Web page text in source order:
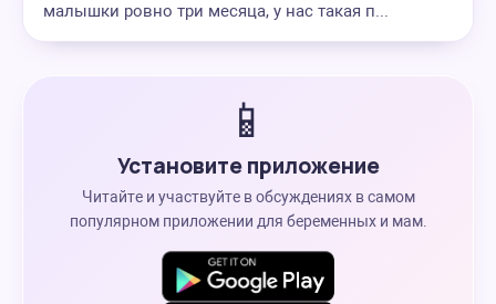
малышки ровно три месяца, у нас такая п...
📱
Установите приложение
Читайте и участвуйте в обсуждениях в самом
популярном приложении для беременных и мам.